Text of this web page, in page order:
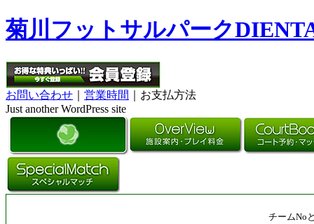
菊川フットサルパーク
お問い合わせ 営業時間
｜お支払方法
Just another WordPress site
チームNo